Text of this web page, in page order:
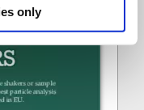
only